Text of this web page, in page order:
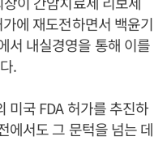
에 재도전하면서 백윤기
서 내실경영을 통해 이를
.
미국 FDA 허가를 추진하
에서도 그 문턱을 넘는 데